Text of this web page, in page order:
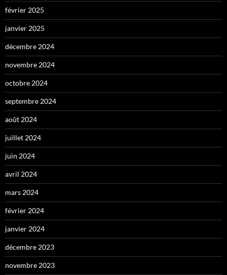
février 2025
janvier 2025
décembre 2024
novembre 2024
octobre 2024
septembre 2024
août 2024
juillet 2024
juin 2024
avril 2024
mars 2024
février 2024
janvier 2024
décembre 2023
novembre 2023